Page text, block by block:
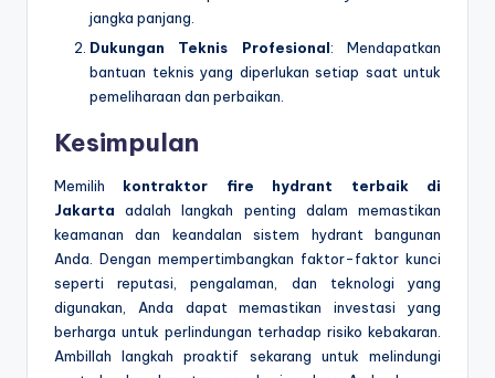
jangka panjang.
Dukungan Teknis Profesional: Mendapatkan
bantuan teknis yang diperlukan setiap saat untuk
pemeliharaan dan perbaikan.
Kesimpulan
Memilih kontraktor fire hydrant terbaik di
Jakarta adalah langkah penting dalam memastikan
keamanan dan keandalan sistem hydrant bangunan
Anda. Dengan mempertimbangkan faktor-faktor kunci
seperti reputasi, pengalaman, dan teknologi yang
digunakan, Anda dapat memastikan investasi yang
berharga untuk perlindungan terhadap risiko kebakaran.
Ambillah langkah proaktif sekarang untuk melindungi